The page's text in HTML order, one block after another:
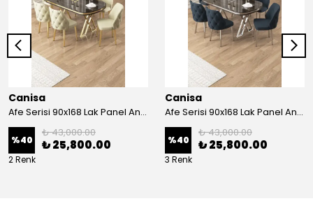
Canisa
Afe Serisi 90x168 Lak Panel Antrasit İroni Masa ve 6 Sandalye Gold Kaplama Ayak
%40
₺ 43,000.00
₺ 25,800.00
2 Renk
Canisa
Afe Serisi 90x168 Lak Panel Antrasit İroni Masa ve 6 Sandalye Krom Kaplama Ayak
%40
₺ 43,000.00
₺ 25,800.00
3 Renk